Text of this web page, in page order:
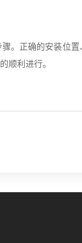
。正确的安装位
顺利进行。